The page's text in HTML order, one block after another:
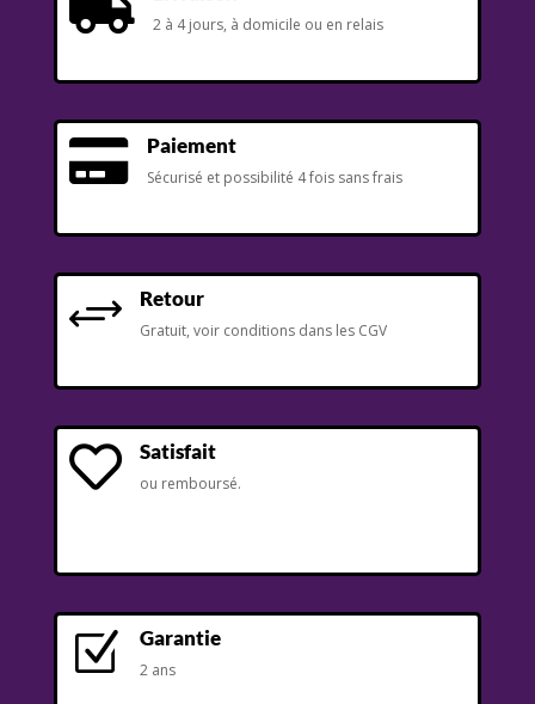
2 à 4 jours, à domicile ou en relais
 Paiement
Sécurisé et possibilité 4 fois sans frais
+ Retour
Gratuit, voir conditions dans les CGV
 Satisfait
ou remboursé.
Z Garantie
2 ans